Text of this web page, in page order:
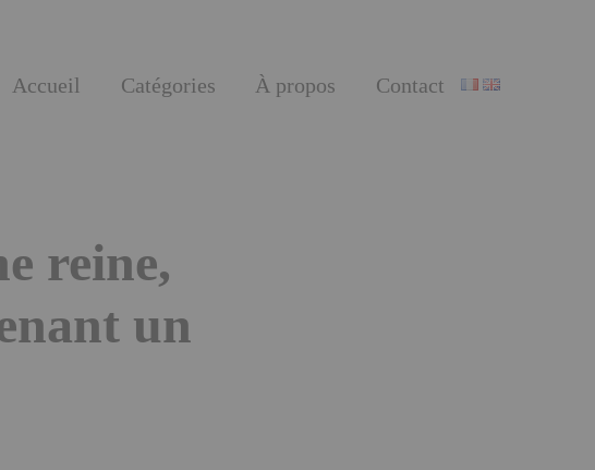
Accueil Catégories À propos Contact
reine,
un